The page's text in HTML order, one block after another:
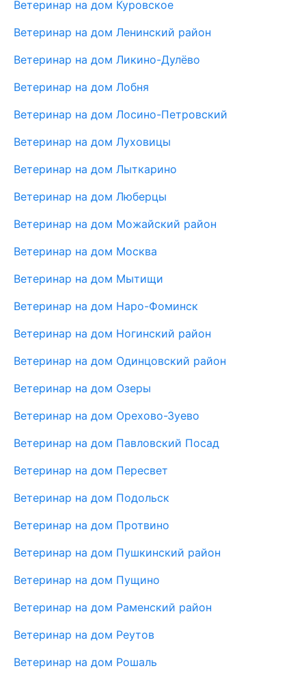
Ветеринар на дом Куровское
Ветеринар на дом Ленинский район
Ветеринар на дом Ликино-Дулёво
Ветеринар на дом Лобня
Ветеринар на дом Лосино-Петровский
Ветеринар на дом Луховицы
Ветеринар на дом Лыткарино
Ветеринар на дом Люберцы
Ветеринар на дом Можайский район
Ветеринар на дом Москва
Ветеринар на дом Мытищи
Ветеринар на дом Наро-Фоминск
Ветеринар на дом Ногинский район
Ветеринар на дом Одинцовский район
Ветеринар на дом Озеры
Ветеринар на дом Орехово-Зуево
Ветеринар на дом Павловский Посад
Ветеринар на дом Пересвет
Ветеринар на дом Подольск
Ветеринар на дом Протвино
Ветеринар на дом Пушкинский район
Ветеринар на дом Пущино
Ветеринар на дом Раменский район
Ветеринар на дом Реутов
Ветеринар на дом Рошаль